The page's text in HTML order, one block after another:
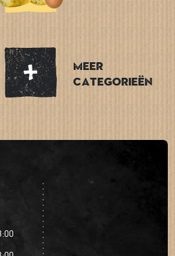
Meer
categorieën